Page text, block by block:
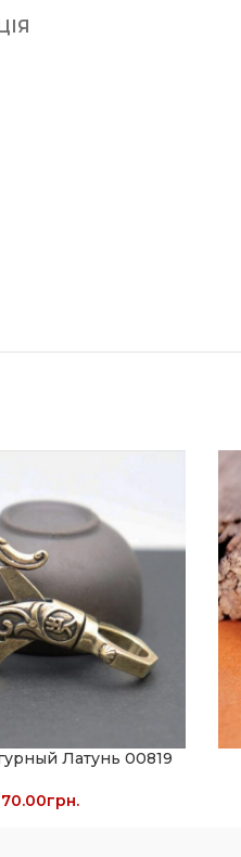
Латунь 00819
грн.